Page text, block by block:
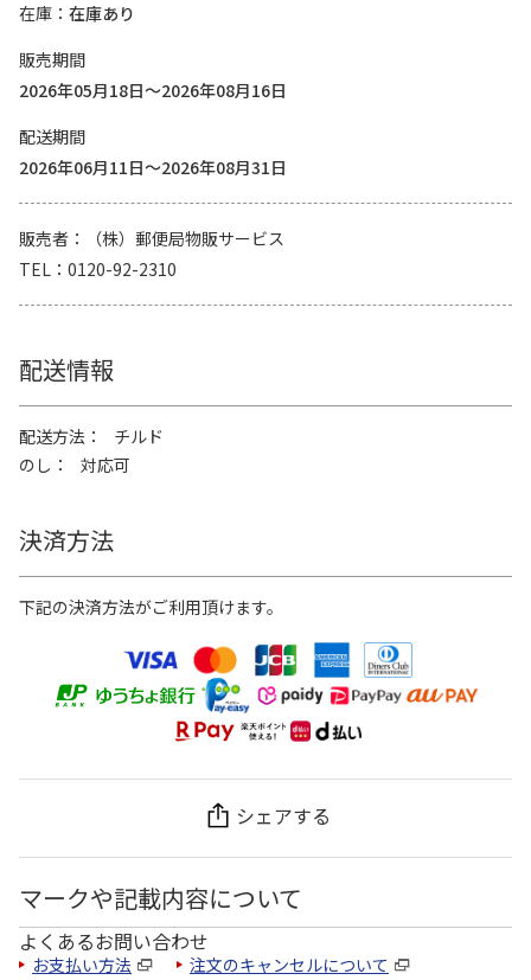
在庫
在庫あり
販売期間
2026年05月18日～2026年08月16日
配送期間
2026年06月11日～2026年08月31日
販売者
（株）郵便局物販サービス
TEL
0120-92-2310
配送情報
配送方法
チルド
のし
対応可
決済方法
下記の決済方法がご利用頂けます。
シェアする
マークや記載内容について
よくあるお問い合わせ
お支払い方法 注文のキャンセルについて